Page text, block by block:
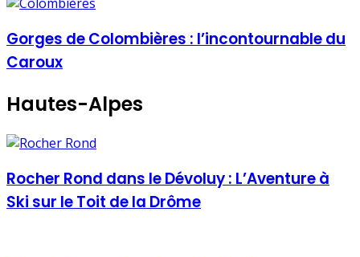
Gorges de Colombières : l’incontournable du
Caroux
Hautes-Alpes
Rocher Rond dans le Dévoluy : L’Aventure à
Ski sur le Toit de la Drôme